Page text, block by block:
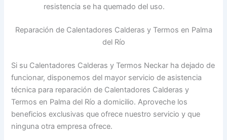
resistencia se ha quemado del uso.
Reparación de Calentadores Calderas y Termos en Palma
del Río
Si su Calentadores Calderas y Termos Neckar ha dejado de
funcionar, disponemos del mayor servicio de asistencia
técnica para reparación de Calentadores Calderas y
Termos en Palma del Río a domicilio. Aproveche los
beneficios exclusivas que ofrece nuestro servicio y que
ninguna otra empresa ofrece.